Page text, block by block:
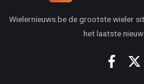
Wielernieuws.be de grootste wieler
het laatste